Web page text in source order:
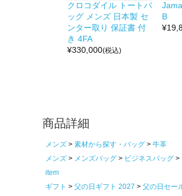
クロコダイル トートバ
ッグ メンズ 日本製 セ
ンター取り 保証書 付
き 4FA
¥330,000(税込)
B
¥
商品詳細
メンズ 素材から探す・バッグ
牛革
メンズ
メンズバッグ ビジネスバッグ
item
ギフト
父の日ギフト 2027
父の日セー